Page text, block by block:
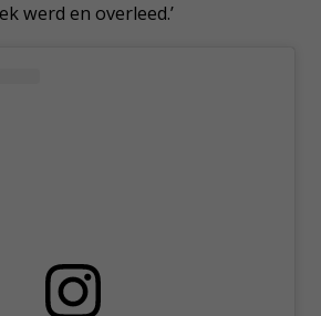
werd en overleed.’